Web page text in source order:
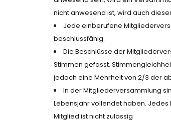
nicht anwesend ist, wird auch
Jede einberufene
beschlussfähig.
Die Beschlüsse der
Stimmen gefasst.
jedoch eine Mehrheit von 2/3 der
In der Mitgliederversammlung
Lebensjahr vollendet haben.
Mitglied ist nicht zulässig